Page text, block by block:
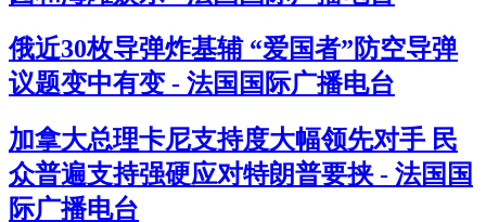
俄近30枚导弹炸基辅 “爱国者”防空导弹
议题变中有变 - 法国国际广播电台
加拿大总理卡尼支持度大幅领先对手 民
众普遍支持强硬应对特朗普要挟 - 法国国
际广播电台